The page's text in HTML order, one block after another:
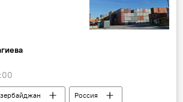
Россия